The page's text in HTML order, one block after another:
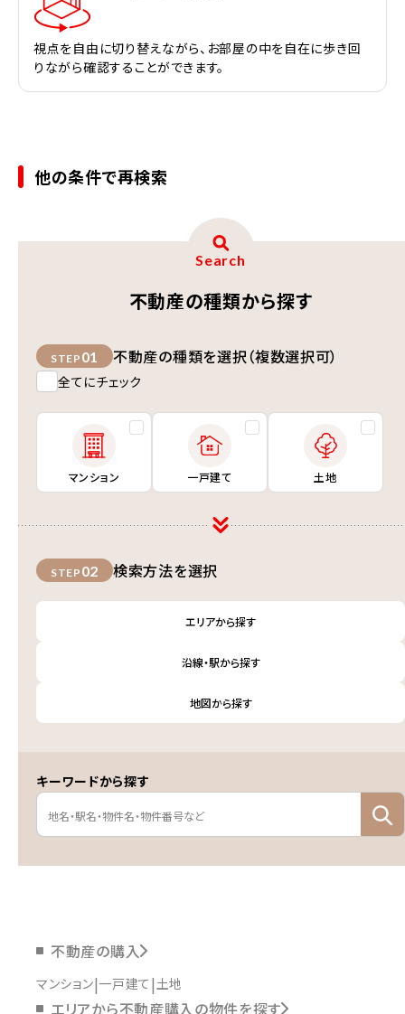
視点を自由に切り替えながら、お部屋の中を自在に歩き回
りながら確認することができます。
他の条件で再検索
Search
不動産の種類から探す
STEP 01 不動産の種類を選択（複数選択可）
全てにチェック
マンション 一戸建て 土地
STEP 02 検索方法を選択
エリアから探す
沿線・駅から探す
地図から探す
キーワードから探す
不動産の購入
マンション 一戸建て 土地
エリアから不動産購入の物件を探す